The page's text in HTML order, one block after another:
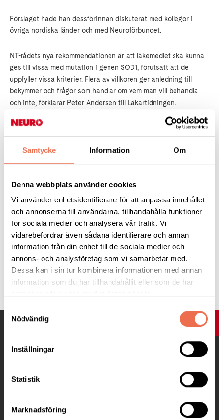
Samtycke Information Om
Denna webbplats använder cookies
Vi använder enhetsidentifierare för att anpassa innehållet
och annonserna till användarna, tillhandahålla funktioner
för sociala medier och analysera vår trafik. Vi
vidarebefordrar även sådana identifierare och annan
information från din enhet till de sociala medier och
annons- och analysföretag som vi samarbetar med.
Dessa kan i sin tur kombinera informationen med annan
information som du har tillhandahållit eller som de har
Samtyckesval
Nödvändig
Inställningar
Statistik
Marknadsföring
Förslaget hade han dessförinnan diskuterat med kollegor i
övriga nordiska länder och med Neuroförbundet.
NT-rådets nya rekommendationen är att läkemedlet ska kunna
ges till vissa med mutation i genen SOD1, förutsatt att de
uppfyller vissa kriterier. Flera av villkoren ger anledning till
bekymmer och frågor som handlar om vem man vill behandla
och inte, förklarar Peter Andersen till Läkartidningen.
Läs hela artikeln
UPP